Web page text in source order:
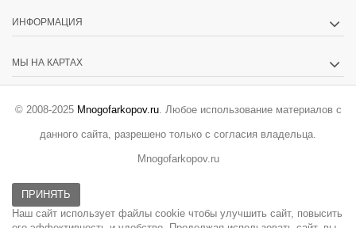
ИНФОРМАЦИЯ
МЫ НА КАРТАХ
© 2008-2025 Mnogofarkopov.ru. Любое использование материалов с
данного сайта, разрешено только с согласия владельца.
Mnogofarkopov.ru
ПРИНЯТЬ
Наш сайт использует файлы cookie чтобы улучшить сайт, повысить